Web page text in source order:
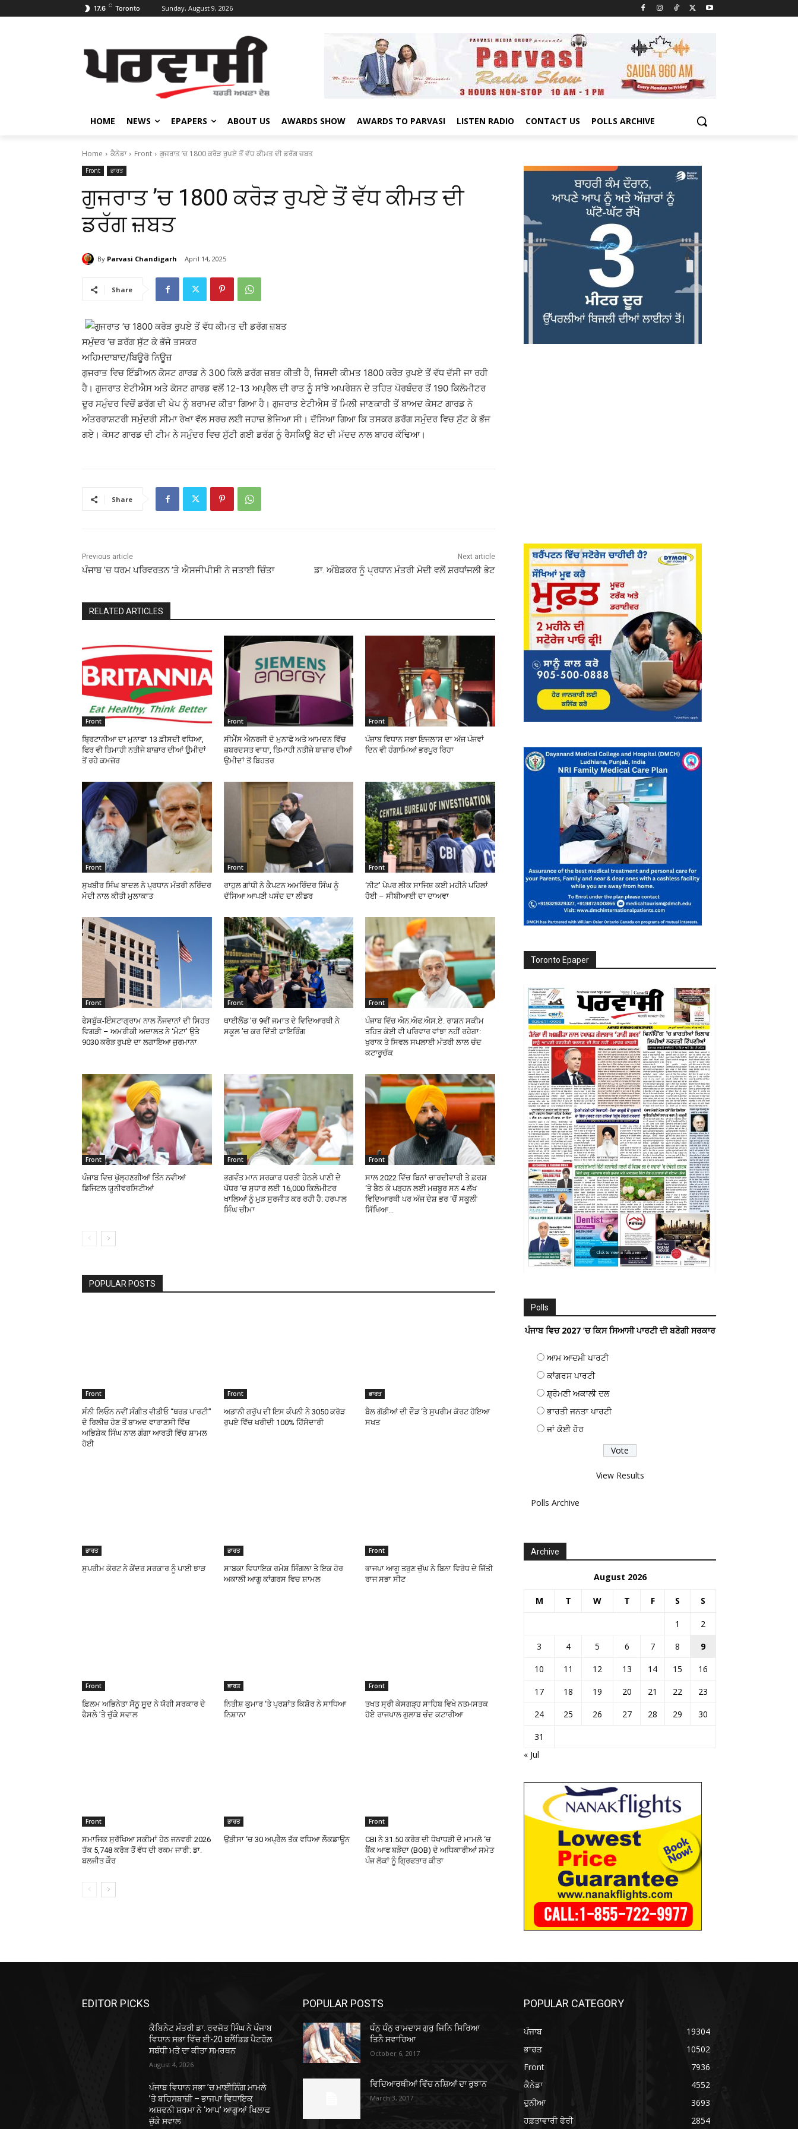
17.6 C Toronto Sunday, August 9, 2026
HOME NEWS EPAPERS ABOUT US AWARDS SHOW AWARDS TO PARVASI LISTEN RADIO CONTACT US POLLS ARCHIVE
Home ਕੈਨੇਡਾ Front ਗੁਜਰਾਤ ’ਚ 1800 ਕਰੋੜ ਰੁਪਏ ਤੋਂ ਵੱਧ ਕੀਮਤ ਦੀ ਡਰੱਗ ਜ਼ਬਤ
Front ਭਾਰਤ
ਗੁਜਰਾਤ ’ਚ 1800 ਕਰੋੜ ਰੁਪਏ ਤੋਂ ਵੱਧ ਕੀਮਤ ਦੀ
ਡਰੱਗ ਜ਼ਬਤ
By Parvasi Chandigarh April 14, 2025
Share
ਸਮੁੰਦਰ ’ਚ ਡਰੱਗ ਸੁੱਟ ਕੇ ਭੱਜੇ ਤਸਕਰ
ਅਹਿਮਦਾਬਾਦ/ਬਿਊਰੋ ਨਿਊਜ਼
ਗੁਜਰਾਤ ਵਿਚ ਇੰਡੀਅਨ ਕੋਸਟ ਗਾਰਡ ਨੇ 300 ਕਿਲੋ ਡਰੱਗ ਜ਼ਬਤ ਕੀਤੀ ਹੈ, ਜਿਸਦੀ ਕੀਮਤ 1800 ਕਰੋੜ ਰੁਪਏ ਤੋਂ ਵੱਧ ਦੱਸੀ ਜਾ ਰਹੀ
ਹੈ। ਗੁਜਰਾਤ ਏਟੀਐਸ ਅਤੇ ਕੋਸਟ ਗਾਰਡ ਵਲੋਂ 12-13 ਅਪ੍ਰੈਲ ਦੀ ਰਾਤ ਨੂੰ ਸਾਂਝੇ ਅਪਰੇਸ਼ਨ ਦੇ ਤਹਿਤ ਪੋਰਬੰਦਰ ਤੋਂ 190 ਕਿਲੋਮੀਟਰ
ਦੂਰ ਸਮੁੰਦਰ ਵਿਚੋਂ ਡਰੱਗ ਦੀ ਖੇਪ ਨੂੰ ਬਰਾਮਦ ਕੀਤਾ ਗਿਆ ਹੈ। ਗੁਜਰਾਤ ਏਟੀਐਸ ਤੋਂ ਮਿਲੀ ਜਾਣਕਾਰੀ ਤੋਂ ਬਾਅਦ ਕੋਸਟ ਗਾਰਡ ਨੇ
ਅੰਤਰਰਾਸ਼ਟਰੀ ਸਮੁੰਦਰੀ ਸੀਮਾ ਰੇਖਾ ਵੱਲ ਸਰਚ ਲਈ ਜਹਾਜ਼ ਭੇਜਿਆ ਸੀ। ਦੱਸਿਆ ਗਿਆ ਕਿ ਤਸਕਰ ਡਰੱਗ ਸਮੁੰਦਰ ਵਿਚ ਸੁੱਟ ਕੇ ਭੱਜ
ਗਏ। ਕੋਸਟ ਗਾਰਡ ਦੀ ਟੀਮ ਨੇ ਸਮੁੰਦਰ ਵਿਚ ਸੁੱਟੀ ਗਈ ਡਰੱਗ ਨੂੰ ਰੈਸਕਿਊ ਬੋਟ ਦੀ ਮੱਦਦ ਨਾਲ ਬਾਹਰ ਕੱਢਿਆ।
Share
Previous article
ਪੰਜਾਬ ’ਚ ਧਰਮ ਪਰਿਵਰਤਨ ’ਤੇ ਐਸਜੀਪੀਸੀ ਨੇ ਜਤਾਈ ਚਿੰਤਾ
Next article
ਡਾ. ਅੰਬੇਡਕਰ ਨੂੰ ਪ੍ਰਧਾਨ ਮੰਤਰੀ ਮੋਦੀ ਵਲੋਂ ਸ਼ਰਧਾਂਜਲੀ ਭੇਟ
RELATED ARTICLES
Front
ਬ੍ਰਿਟਾਨੀਆ ਦਾ ਮੁਨਾਫਾ 13 ਫ਼ੀਸਦੀ ਵਧਿਆ,
ਫਿਰ ਵੀ ਤਿਮਾਹੀ ਨਤੀਜੇ ਬਾਜ਼ਾਰ ਦੀਆਂ ਉਮੀਦਾਂ
ਤੋਂ ਰਹੇ ਕਮਜ਼ੋਰ
Front
ਸੀਮੈਂਸ ਐਨਰਜੀ ਦੇ ਮੁਨਾਫੇ ਅਤੇ ਆਮਦਨ ਵਿੱਚ
ਜ਼ਬਰਦਸਤ ਵਾਧਾ, ਤਿਮਾਹੀ ਨਤੀਜੇ ਬਾਜ਼ਾਰ ਦੀਆਂ
ਉਮੀਦਾਂ ਤੋਂ ਬਿਹਤਰ
Front
ਪੰਜਾਬ ਵਿਧਾਨ ਸਭਾ ਇਜਲਾਸ ਦਾ ਅੱਜ ਪੰਜਵਾਂ
ਦਿਨ ਵੀ ਹੰਗਾਮਿਆਂ ਭਰਪੂਰ ਰਿਹਾ
Front
ਸੁਖਬੀਰ ਸਿੰਘ ਬਾਦਲ ਨੇ ਪ੍ਰਧਾਨ ਮੰਤਰੀ ਨਰਿੰਦਰ
ਮੋਦੀ ਨਾਲ ਕੀਤੀ ਮੁਲਾਕਾਤ
Front
ਰਾਹੁਲ ਗਾਂਧੀ ਨੇ ਕੈਪਟਨ ਅਮਰਿੰਦਰ ਸਿੰਘ ਨੂੰ
ਦੱਸਿਆ ਆਪਣੀ ਪਸੰਦ ਦਾ ਲੀਡਰ
Front
‘ਨੀਟ’ ਪੇਪਰ ਲੀਕ ਸਾਜਿਸ਼ ਕਈ ਮਹੀਨੇ ਪਹਿਲਾਂ
ਹੋਈ – ਸੀਬੀਆਈ ਦਾ ਦਾਅਵਾ
Front
ਫੇਸਬੁੱਕ-ਇੰਸਟਾਗ੍ਰਾਮ ਨਾਲ ਨੌਜਵਾਨਾਂ ਦੀ ਸਿਹਤ
ਵਿਗੜੀ – ਅਮਰੀਕੀ ਅਦਾਲਤ ਨੇ ‘ਮੇਟਾ’ ਉਤੇ
9030 ਕਰੋੜ ਰੁਪਏ ਦਾ ਲਗਾਇਆ ਜੁਰਮਾਨਾ
Front
ਥਾਈਲੈਂਡ ’ਚ 9ਵੀਂ ਜਮਾਤ ਦੇ ਵਿਦਿਆਰਥੀ ਨੇ
ਸਕੂਲ ’ਚ ਕਰ ਦਿੱਤੀ ਫਾਇਰਿੰਗ
Front
ਪੰਜਾਬ ਵਿੱਚ ਐਨ.ਐਫ.ਐਸ.ਏ. ਰਾਸ਼ਨ ਸਕੀਮ
ਤਹਿਤ ਕੋਈ ਵੀ ਪਰਿਵਾਰ ਵਾਂਝਾ ਨਹੀਂ ਰਹੇਗਾ:
ਖੁਰਾਕ ਤੇ ਸਿਵਲ ਸਪਲਾਈ ਮੰਤਰੀ ਲਾਲ ਚੰਦ
ਕਟਾਰੂਚੱਕ
Front
ਪੰਜਾਬ ਵਿਚ ਖੁੱਲ੍ਹਣਗੀਆਂ ਤਿੰਨ ਨਵੀਆਂ
ਡਿਜਿਟਲ ਯੂਨੀਵਰਸਿਟੀਆਂ
Front
ਭਗਵੰਤ ਮਾਨ ਸਰਕਾਰ ਧਰਤੀ ਹੇਠਲੇ ਪਾਣੀ ਦੇ
ਪੱਧਰ ‘ਚ ਸੁਧਾਰ ਲਈ 16,000 ਕਿਲੋਮੀਟਰ
ਖਾਲਿਆਂ ਨੂੰ ਮੁੜ ਸੁਰਜੀਤ ਕਰ ਰਹੀ ਹੈ: ਹਰਪਾਲ
ਸਿੰਘ ਚੀਮਾ
Front
ਸਾਲ 2022 ਵਿੱਚ ਬਿਨਾਂ ਚਾਰਦੀਵਾਰੀ ਤੇ ਫ਼ਰਸ਼
‘ਤੇ ਬੈਠ ਕੇ ਪੜ੍ਹਨ ਲਈ ਮਜ਼ਬੂਰ ਸਨ 4 ਲੱਖ
ਵਿਦਿਆਰਥੀ ਪਰ ਅੱਜ ਦੇਸ਼ ਭਰ ‘ਚੋਂ ਸਕੂਲੀ
ਸਿੱਖਿਆ...
POPULAR POSTS
Front
ਸੰਨੀ ਲਿਓਨ ਨਵੀਂ ਸੰਗੀਤ ਵੀਡੀਓ “ਥਰਡ ਪਾਰਟੀ”
ਦੇ ਰਿਲੀਜ਼ ਹੋਣ ਤੋਂ ਬਾਅਦ ਵਾਰਾਣਸੀ ਵਿੱਚ
ਅਭਿਸ਼ੇਕ ਸਿੰਘ ਨਾਲ ਗੰਗਾ ਆਰਤੀ ਵਿੱਚ ਸ਼ਾਮਲ
ਹੋਈ
Front
ਅਡਾਨੀ ਗਰੁੱਪ ਦੀ ਇਸ ਕੰਪਨੀ ਨੇ 3050 ਕਰੋੜ
ਰੁਪਏ ਵਿੱਚ ਖਰੀਦੀ 100% ਹਿੱਸੇਦਾਰੀ
ਭਾਰਤ
ਬੈਲ ਗੱਡੀਆਂ ਦੀ ਦੌੜ ‘ਤੇ ਸੁਪਰੀਮ ਕੋਰਟ ਹੋਇਆ
ਸਖਤ
ਭਾਰਤ
ਸੁਪਰੀਮ ਕੋਰਟ ਨੇ ਕੇਂਦਰ ਸਰਕਾਰ ਨੂੰ ਪਾਈ ਝਾੜ
ਭਾਰਤ
ਸਾਬਕਾ ਵਿਧਾਇਕ ਰਮੇਸ਼ ਸਿੰਗਲਾ ਤੇ ਇਕ ਹੋਰ
ਅਕਾਲੀ ਆਗੂ ਕਾਂਗਰਸ ਵਿਚ ਸ਼ਾਮਲ
Front
ਭਾਜਪਾ ਆਗੂ ਤਰੁਣ ਚੁੱਘ ਨੇ ਬਿਨਾ ਵਿਰੋਧ ਦੇ ਜਿੱਤੀ
ਰਾਜ ਸਭਾ ਸੀਟ
Front
ਫ਼ਿਲਮ ਅਭਿਨੇਤਾ ਸੋਨੂ ਸੂਦ ਨੇ ਯੋਗੀ ਸਰਕਾਰ ਦੇ
ਫੈਸਲੇ ’ਤੇ ਚੁੱਕੇ ਸਵਾਲ
ਭਾਰਤ
ਨਿਤੀਸ਼ ਕੁਮਾਰ ‘ਤੇ ਪ੍ਰਸ਼ਾਂਤ ਕਿਸ਼ੋਰ ਨੇ ਸਾਧਿਆ
ਨਿਸ਼ਾਨਾ
Front
ਤਖਤ ਸ੍ਰੀ ਕੇਸਗੜ੍ਹ ਸਾਹਿਬ ਵਿਖੇ ਨਤਮਸਤਕ
ਹੋਏ ਰਾਜਪਾਲ ਗੁਲਾਬ ਚੰਦ ਕਟਾਰੀਆ
Front
ਸਮਾਜਿਕ ਸੁਰੱਖਿਆ ਸਕੀਮਾਂ ਹੇਠ ਜਨਵਰੀ 2026
ਤੱਕ ₹5,748 ਕਰੋੜ ਤੋਂ ਵੱਧ ਦੀ ਰਕਮ ਜਾਰੀ: ਡਾ.
ਬਲਜੀਤ ਕੌਰ
ਭਾਰਤ
ਉੜੀਸਾ ‘ਚ 30 ਅਪ੍ਰੈਲ ਤੱਕ ਵਧਿਆ ਲੌਕਡਾਊਨ
Front
CBI ਨੇ 31.50 ਕਰੋੜ ਦੀ ਧੋਖਾਧੜੀ ਦੇ ਮਾਮਲੇ ‘ਚ
ਬੈਂਕ ਆਫ ਬੜੌਦਾ (BOB) ਦੇ ਅਧਿਕਾਰੀਆਂ ਸਮੇਤ
ਪੰਜ ਲੋਕਾਂ ਨੂੰ ਗ੍ਰਿਫਤਾਰ ਕੀਤਾ
Toronto Epaper
Polls
ਪੰਜਾਬ ਵਿਚ 2027 ’ਚ ਕਿਸ ਸਿਆਸੀ ਪਾਰਟੀ ਦੀ ਬਣੇਗੀ ਸਰਕਾਰ
ਆਮ ਆਦਮੀ ਪਾਰਟੀ
ਕਾਂਗਰਸ ਪਾਰਟੀ
ਸ਼੍ਰੋਮਣੀ ਅਕਾਲੀ ਦਲ
ਭਾਰਤੀ ਜਨਤਾ ਪਾਰਟੀ
ਜਾਂ ਕੋਈ ਹੋਰ
View Results
Polls Archive
Archive
August 2026
M T W T F S S
1
2
3
4 5 6 7 8
9
10
11 12 13 14 15
16
17
18 19 20 21 22
23
24
25 26 27 28 29
30
31
« Jul
EDITOR PICKS
ਕੈਬਿਨੇਟ ਮੰਤਰੀ ਡਾ. ਰਵਜੋਤ ਸਿੰਘ ਨੇ ਪੰਜਾਬ
ਵਿਧਾਨ ਸਭਾ ਵਿੱਚ ਈ-20 ਬਲੈਂਡਿਡ ਪੈਟਰੋਲ
ਸਬੰਧੀ ਮਤੇ ਦਾ ਕੀਤਾ ਸਮਰਥਨ
August 4, 2026
ਪੰਜਾਬ ਵਿਧਾਨ ਸਭਾ ’ਚ ਮਾਈਨਿੰਗ ਮਾਮਲੇ
’ਤੇ ਬਹਿਸਬਾਜ਼ੀ – ਭਾਜਪਾ ਵਿਧਾਇਕ
ਅਸ਼ਵਨੀ ਸ਼ਰਮਾ ਨੇ ‘ਆਪ’ ਆਗੂਆਂ ਖਿਲਾਫ
ਚੁੱਕੇ ਸਵਾਲ
POPULAR POSTS
ਧੰਨੁ ਧੰਨੁ ਰਾਮਦਾਸ ਗੁਰੁ ਜਿਨਿ ਸਿਰਿਆ
ਤਿਨੈ ਸਵਾਰਿਆ
October 6, 2017
ਵਿਦਿਆਰਥੀਆਂ ਵਿੱਚ ਨਸ਼ਿਆਂ ਦਾ ਰੁਝਾਨ
March 3, 2017
POPULAR CATEGORY
ਪੰਜਾਬ
19304
ਭਾਰਤ
10502
Front
7936
ਕੈਨੇਡਾ
4552
ਦੁਨੀਆ
3693
ਹਫ਼ਤਾਵਾਰੀ ਫੇਰੀ
2854